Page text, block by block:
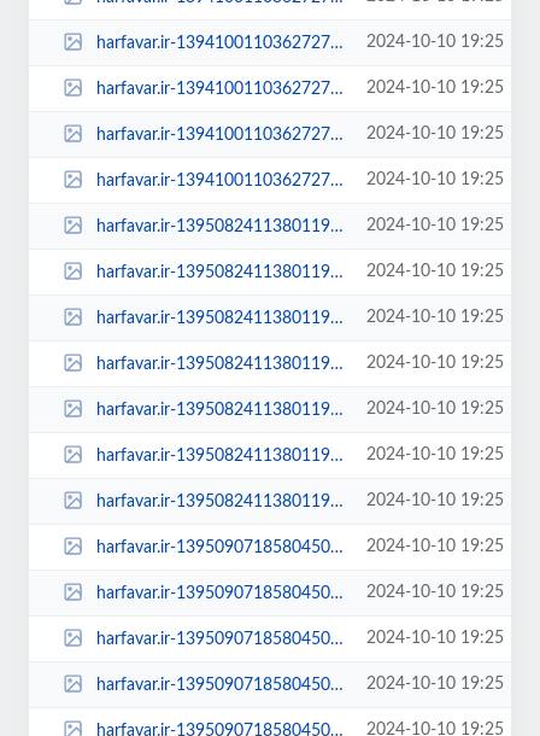
harfavar.ir-139410011036272706762304-139410011036272706762304-450x300.jpg 2024-10-10 19:25
harfavar.ir-139410011036272706762304-139410011036272706762304-600x400.jpg 2024-10-10 19:25
harfavar.ir-139410011036272706762304-139410011036272706762304-768x535.jpg 2024-10-10 19:25
harfavar.ir-139410011036272706762304-139410011036272706762304.jpg 2024-10-10 19:25
harfavar.ir-139508241138011959202684-100x70.jpg 2024-10-10 19:25
harfavar.ir-139508241138011959202684-250x150.jpg 2024-10-10 19:25
harfavar.ir-139508241138011959202684-300x209.jpg 2024-10-10 19:25
harfavar.ir-139508241138011959202684-450x300.jpg 2024-10-10 19:25
harfavar.ir-139508241138011959202684-600x400.jpg 2024-10-10 19:25
harfavar.ir-139508241138011959202684-768x535.jpg 2024-10-10 19:25
harfavar.ir-139508241138011959202684.jpg 2024-10-10 19:25
harfavar.ir-139509071858045069325154-100x70.jpg 2024-10-10 19:25
harfavar.ir-139509071858045069325154-250x150.jpg 2024-10-10 19:25
harfavar.ir-139509071858045069325154-300x209.jpg 2024-10-10 19:25
harfavar.ir-139509071858045069325154-450x300.jpg 2024-10-10 19:25
harfavar.ir-139509071858045069325154-600x400.jpg 2024-10-10 19:25